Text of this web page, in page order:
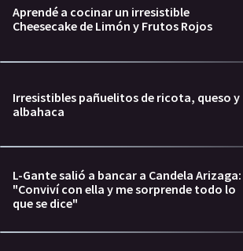
Aprendé a cocinar un irresistible
Cheesecake de Limón y Frutos Rojos
Irresistibles pañuelitos de ricota, queso y
albahaca
L-Gante salió a bancar a Candela Arizaga:
"Conviví con ella y me sorprende todo lo
que se dice"